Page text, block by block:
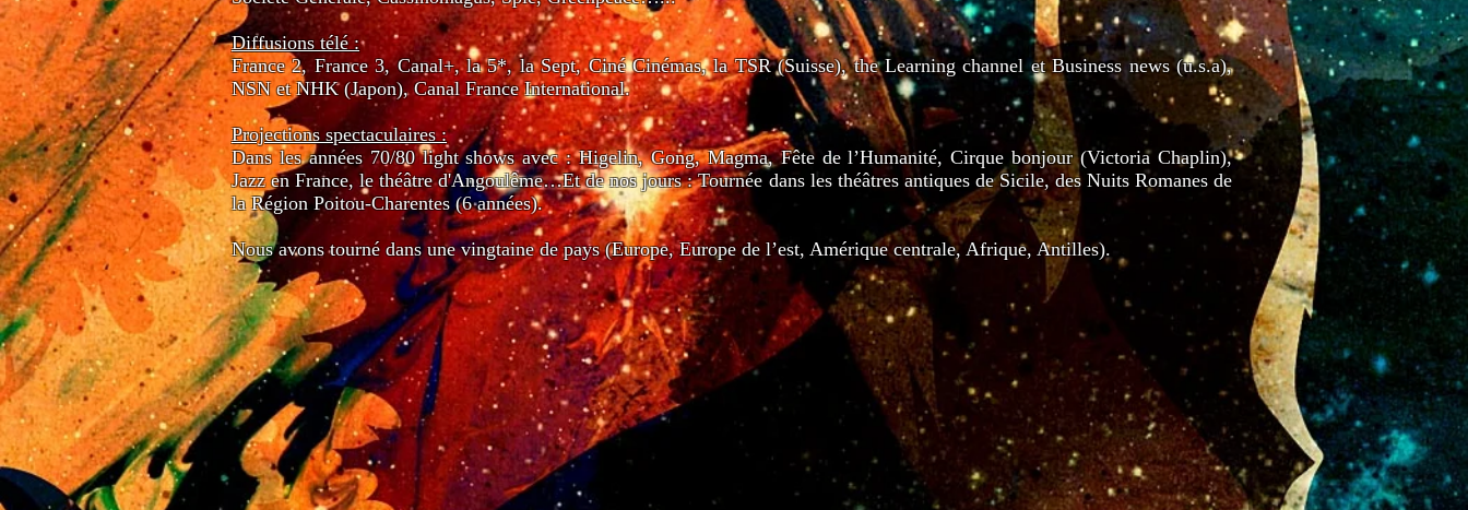
Diffusions télé :
France 2, France 3, Canal+, la 5*, la Sept, Ciné Cinémas, la TSR (Suisse), the Learning channel et Business news (u.s.a),
NSN et NHK (Japon), Canal France International.
Projections spectaculaires :
Dans les années 70/80 light shows avec : Higelin, Gong, Magma, Fête de l’Humanité, Cirque bonjour (Victoria Chaplin),
Jazz en France, le théâtre d'Angoulême…Et de nos jours : Tournée dans les théâtres antiques de Sicile, des Nuits Romanes de
la Région Poitou-Charentes (6 années).
Nous avons tourné dans une vingtaine de pays (Europe, Europe de l’est, Amérique centrale, Afrique, Antilles).